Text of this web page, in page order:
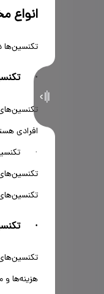
انواع
تکنسین‌ها
·
افرادی
·
·
هزینه‌ها